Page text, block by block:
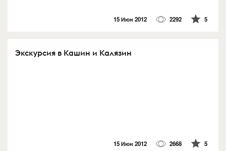
15 Июн 2012 2292 5
Экскурсия в Кашин и Калязин
15 Июн 2012 2668 5